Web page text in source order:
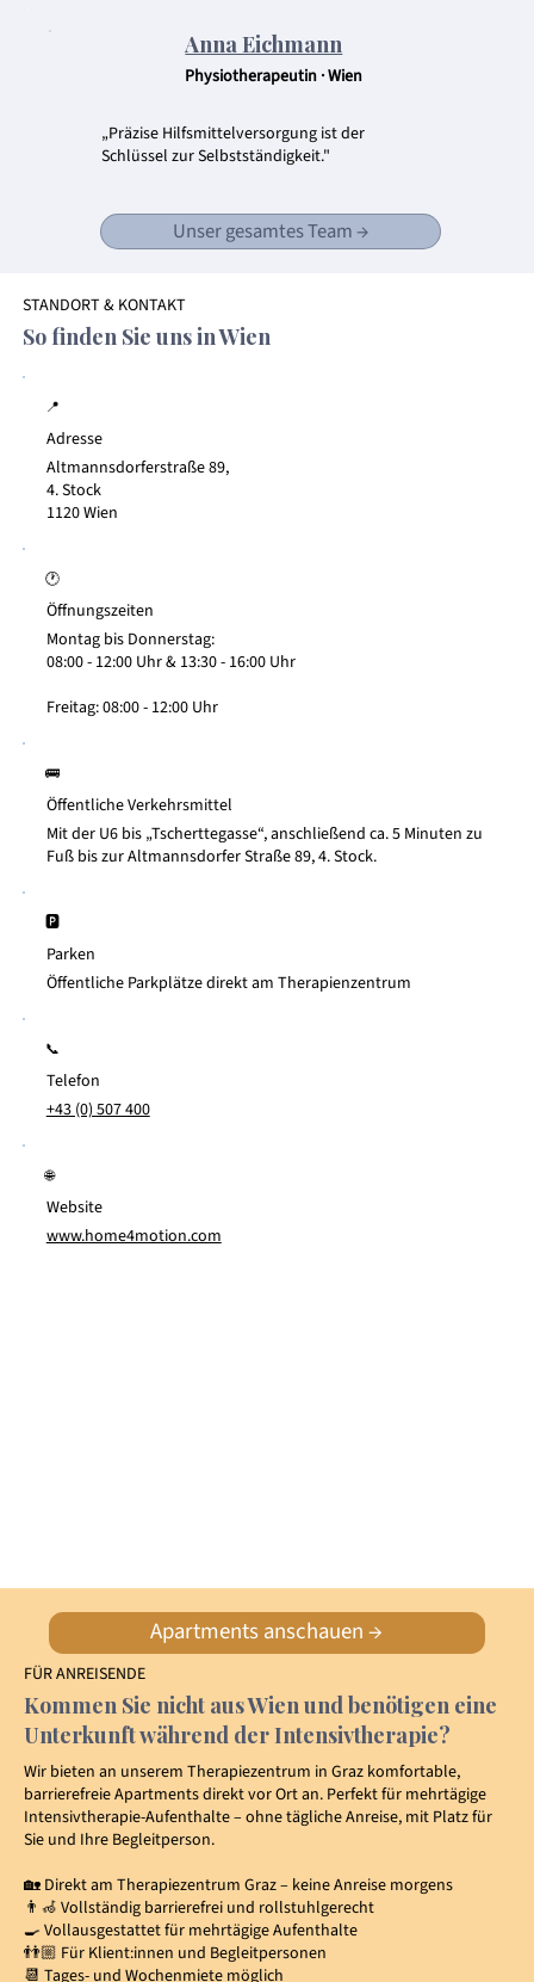
Anna Eichmann
Physiotherapeutin · Wien
„Präzise Hilfsmittelversorgung ist der
Schlüssel zur Selbstständigkeit."
Unser gesamtes Team →
STANDORT & KONTAKT
So finden Sie uns in Wien
📍
Adresse
Altmannsdorferstraße 89,
4. Stock
1120 Wien
🕐
Öffnungszeiten
Montag bis Donnerstag:
08:00 - 12:00 Uhr & 13:30 - 16:00 Uhr
Freitag: 08:00 - 12:00 Uhr
🚌
Öffentliche Verkehrsmittel
Mit der U6 bis „Tscherttegasse“, anschließend ca. 5 Minuten zu
Fuß bis zur Altmannsdorfer Straße 89, 4. Stock.
🅿️
Parken
Öffentliche Parkplätze direkt am Therapienzentrum
📞
Telefon
+43 (0) 507 400
🌐
Website
www.home4motion.com
Apartments anschauen →
FÜR ANREISENDE
Kommen Sie nicht aus Wien und benötigen eine
Unterkunft während der Intensivtherapie?
Wir bieten an unserem Therapiezentrum in Graz komfortable,
barrierefreie Apartments direkt vor Ort an. Perfekt für mehrtägige
Intensivtherapie-Aufenthalte – ohne tägliche Anreise, mit Platz für
Sie und Ihre Begleitperson.
🏡 Direkt am Therapiezentrum Graz – keine Anreise morgens
👨‍🦽 Vollständig barrierefrei und rollstuhlgerecht
🍳 Vollausgestattet für mehrtägige Aufenthalte
👬🏼 Für Klient:innen und Begleitpersonen
📆 Tages- und Wochenmiete möglich